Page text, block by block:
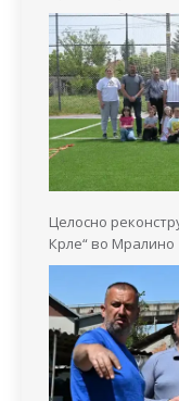
Целосно
Крле“ во Мралино